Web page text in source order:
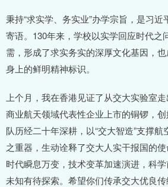
秉持“求实学、务实业”办学宗旨，是习
寄语。130年来，学校以实学回应时代之
需，形成了求实务实的深厚文化基因，
身上的鲜明精神标识。
上个月，我在香港见证了从交大实验室
商业航天领域代表性企业上市的铜锣，
队历经二十年深耕，以“交大智造”支撑
之重器，生动诠释了交大人实干报国的
时代瞬息万变，技术变革加速演进，科
未知有待探索。希望你们传承交大优良